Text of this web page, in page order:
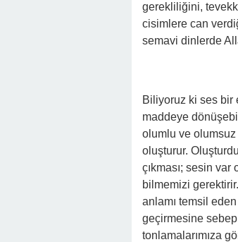
gerekliliğini,
cisimlere can
semavi dinlerde
Biliyoruz ki ses bir
maddeye
olumlu ve
oluşturur.
çıkması; sesin
bilmemizi
anlamı temsil
geçirmesine
tonlamalarımıza